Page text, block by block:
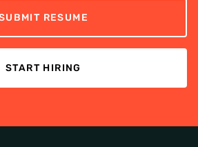
RESUME
START HIRING